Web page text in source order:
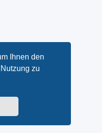
Ihnen den
zu